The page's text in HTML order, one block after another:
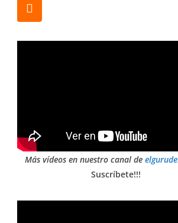
Más vídeos en nuestro canal de
Suscríbete!!!